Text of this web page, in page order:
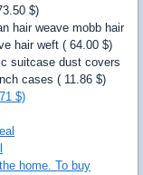
$)
hair weave mobb hair
hair weft ( 64.00 $)
suitcase dust covers
cases ( 11.86 $)
$)
home. To buy